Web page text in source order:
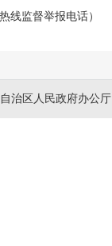
线监督举报电话）
治区人民政府办公厅